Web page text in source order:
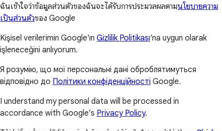
ฉันเข้าใจว่าข้อมูลส่วนตัวของฉันจะได้รับการประมวลผลตามนโยบายความ
เป็นส่วนตัวของ Google
Kişisel verilerimin Google'ın Gizlilik Politikası'na uygun olarak
işleneceğini anlıyorum.
Я розумію, що мої персональні дані оброблятимуться
відповідно до Політики конфіденційності Google.
I understand my personal data will be processed in
accordance with Google’s Privacy Policy.